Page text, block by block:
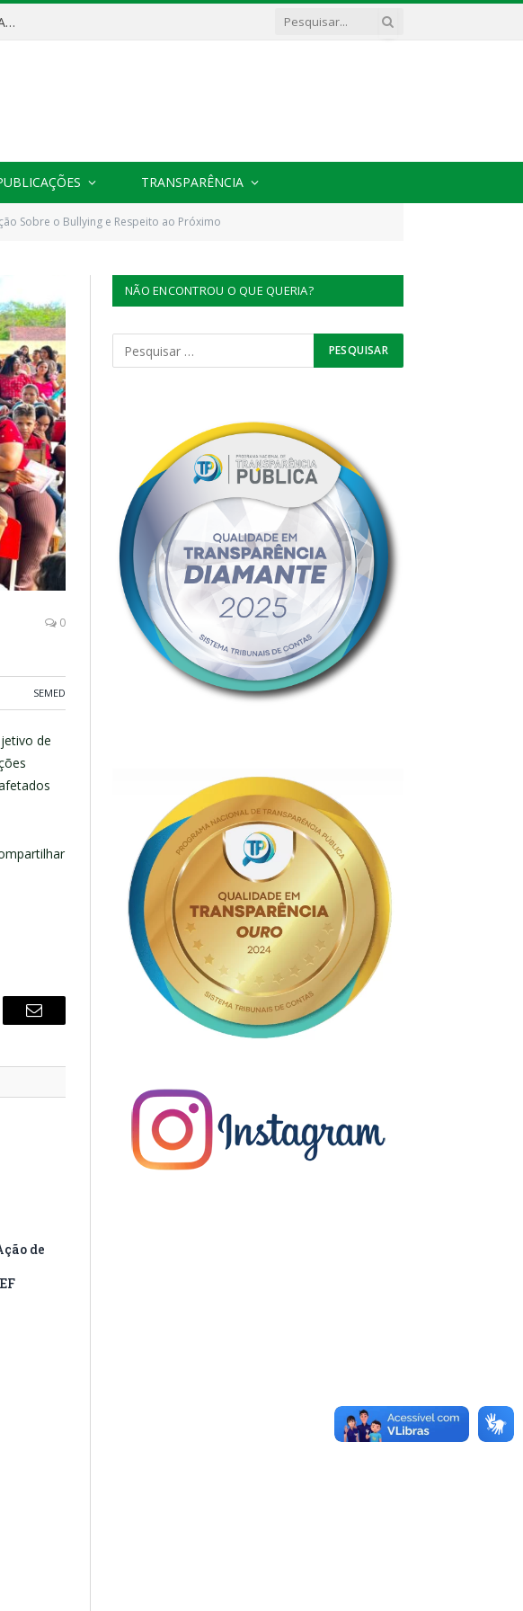
Processo Seletivo nº 001/2025 para Contratação Temporária de Agentes Comunitários de Saúde (ACS)
TRANSPARÊNCIA
Sobre o Bullying e Respeito ao Próximo
0
SEMED
de
E-
de
NÃO ENCONTROU O QUE QUERIA?